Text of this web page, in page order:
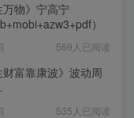
万物》宁高宁
）
569人已阅读
财富靠康波》波动周
535人已阅读